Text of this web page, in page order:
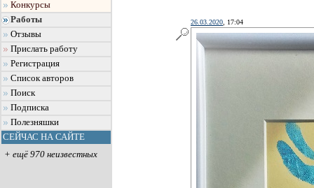
Конкурсы
Работы
Отзывы
Прислать работу
Регистрация
Список авторов
Поиск
Подписка
Полезняшки
СЕЙЧАС НА САЙТЕ
+ ещё 970 неизвестных
26.03.2020 , 17:04